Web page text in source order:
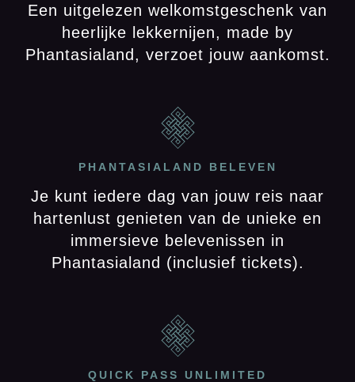
Een uitgelezen welkomstgeschenk van
heerlijke lekkernijen, made by
Phantasialand, verzoet jouw aankomst.
PHANTASIALAND BELEVEN
Je kunt iedere dag van jouw reis naar
hartenlust genieten van de unieke en
immersieve belevenissen in
Phantasialand (inclusief tickets).
QUICK PASS UNLIMITED